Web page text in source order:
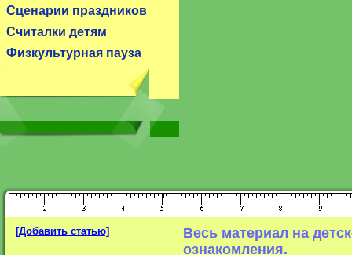
Сценарии праздников
Считалки детям
Физкультурная пауза
[Добавить статью]
Весь материал на
ознакомления.